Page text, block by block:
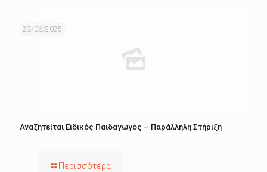
23/06/2025
Αναζητείται Ειδικός Παιδαγωγός – Παράλληλη Στήριξη
Περισσότερα